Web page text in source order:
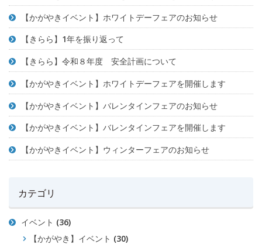
【かがやきイベント】ホワイトデーフェアのお知らせ
【きらら】1年を振り返って
【きらら】令和８年度 安全計画について
【かがやきイベント】ホワイトデーフェアを開催します
【かがやきイベント】バレンタインフェアのお知らせ
【かがやきイベント】バレンタインフェアを開催します
【かがやきイベント】ウィンターフェアのお知らせ
カテゴリ
イベント (36)
【かがやき】イベント (30)